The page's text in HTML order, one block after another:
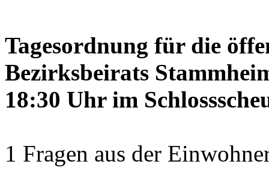
Tagesordnung für die
Bezirksbeirats
18:30 Uhr im
1 Fragen aus der